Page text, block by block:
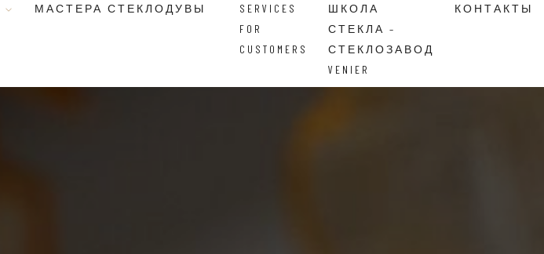
МАСТЕРА СТЕКЛОДУВЫ
SERVICES
FOR
CUSTOMERS
ШКОЛА
СТЕКЛА –
СТЕКЛОЗАВОД
VENIER
КОНТАКТЫ